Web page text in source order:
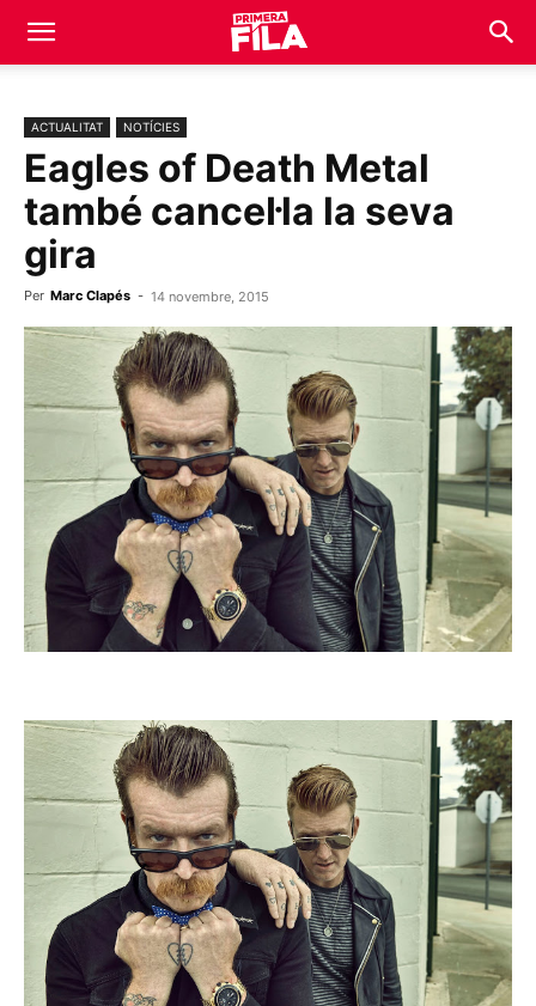
ACTUALITAT NOTÍCIES
Eagles of Death Metal
també cancel·la la seva
gira
Per Marc Clapés - 14 novembre, 2015